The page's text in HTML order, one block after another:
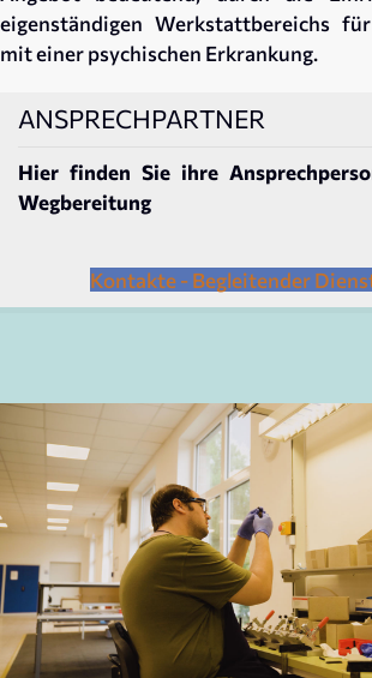
eigenständigen Werkstattbereichs
mit einer psychischen Erkrankung.
ANSPRECHPARTNER
Hier finden Sie ihre
Wegbereitung
Kontakte - Begleitender